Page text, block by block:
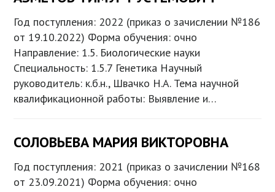
Год поступления: 2022 (приказ о зачислении №186
от 19.10.2022) Форма обучения: очно
Направление: 1.5. Биологические науки
Специальность: 1.5.7 Генетика Научный
руководитель: к.б.н., Швачко Н.А. Тема научной
квалификационной работы: Выявление и…
СОЛОВЬЕВА МАРИЯ ВИКТОРОВНА
Год поступления: 2021 (приказ о зачислении №168
от 23.09.2021) Форма обучения: очно